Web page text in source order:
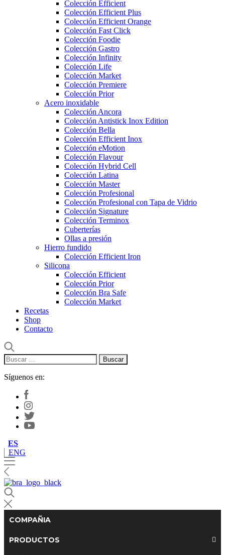
Colección Efficient
Colección Efficient Plus
Colección Efficient Orange
Colección Fast Click
Colección Foodie
Colección Gastro
Colección Infinity
Colección Life
Colección Market
Colección Premiere
Colección Prior
Acero inoxidable
Colección Ancora
Colección Antistick Inox Edition
Colección Bella
Colección Efficient Inox
Colección eMotion
Colección Flavour
Colección Hybrid Cell
Colección Latina
Colección Master
Colección Profesional
Colección Profesional con Tapa de Vidrio
Colección Signature
Colección Terminox
Cuberterías
Ollas a presión
Hierro fundido
Colección Efficient Iron
Silicona
Colección Efficient
Colección Prior
Colección Bra Safe
Colección Market
Recetas
Shop
Contacto
Buscar:
Síguenos en:
ES
ENG
COMPAÑIA
PRODUCTOS